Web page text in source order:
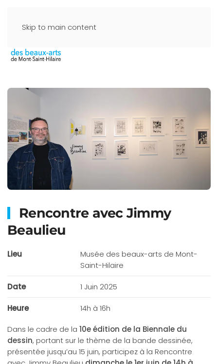
Skip to main content
Rencontre avec Jimmy
Beaulieu
Lieu
Musée des beaux-arts de Mont-
Saint-Hilaire
Date 1 Juin 2025
Heure 14h à 16h
Dans le cadre de la 10e édition de la Biennale du
dessin, portant sur le thème de la bande dessinée,
présentée jusqu’au 15 juin, participez à la Rencontre